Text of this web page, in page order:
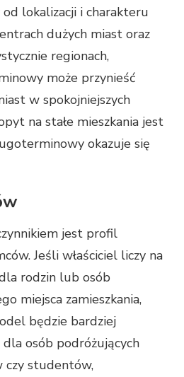
lokalizacji i charakteru
dużych miast oraz
regionach,
może przynieść
w spokojniejszych
na stałe mieszkania jest
okazuje się
jest profil
Jeśli właściciel liczy na
rodzin lub osób
miejsca zamieszkania,
będzie bardziej
osób podróżujących
czy studentów,